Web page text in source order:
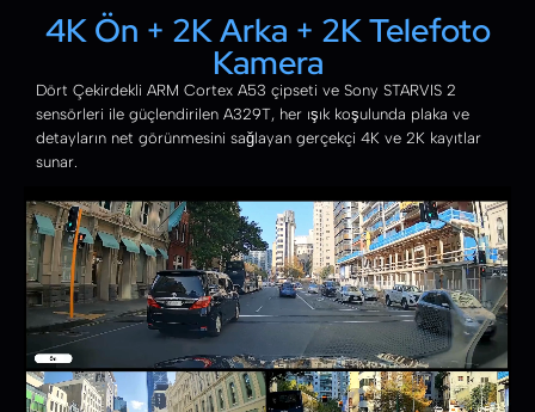
4K Ön + 2K Arka + 2K Telefoto
Kamera
Dört Çekirdekli ARM Cortex A53 çipseti ve Sony STARVIS 2
sensörleri ile güçlendirilen A329T, her ışık koşulunda plaka ve
detayların net görünmesini sağlayan gerçekçi 4K ve 2K kayıtlar
sunar.